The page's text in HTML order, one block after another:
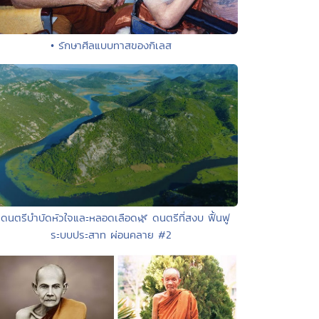
• รักษาศีลแบบทาสของกิเลส
นตรีบำบัดหัวใจและหลอดเลือด🌿 ดนตรีที่สงบ ฟื้นฟู
ระบบประสาท ผ่อนคลาย #2